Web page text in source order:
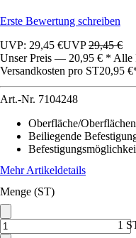
Erste Bewertung schreiben
UVP: 29,45 €UVP29,45 €
Unser Preis — 20,95 € * Alle
Versandkosten pro ST20,95 €
Art.-Nr. 7104248
Oberfläche/
Beiliegende
Mehr Artikeldetails
Menge (ST)
1